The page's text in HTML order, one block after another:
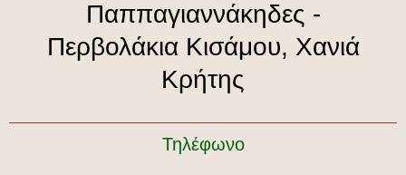
Παππαγιαννάκηδες -
Περβολάκια Κισάμου, Χανιά
Κρήτης
Τηλέφωνο